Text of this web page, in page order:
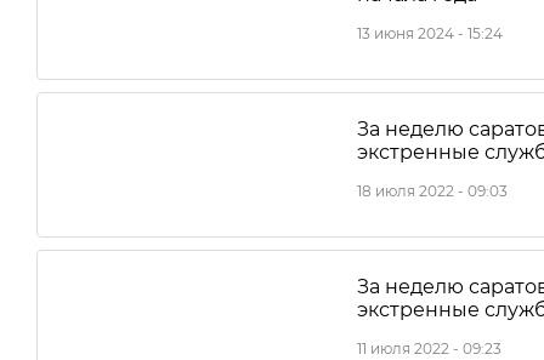
13 июня 2024 - 15:24
За неделю
экстренные
18 июля 2022 - 09:03
За неделю
экстренные
11 июля 2022 - 09:23